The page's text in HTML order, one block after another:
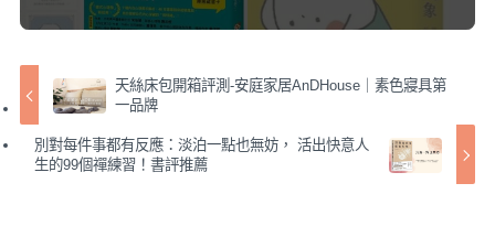
天絲床包開箱評測-安庭家居AnDHouse｜素色寢具第
一品牌
別對每件事都有反應：淡泊一點也無妨， 活出快意人
生的99個禪練習！書評推薦